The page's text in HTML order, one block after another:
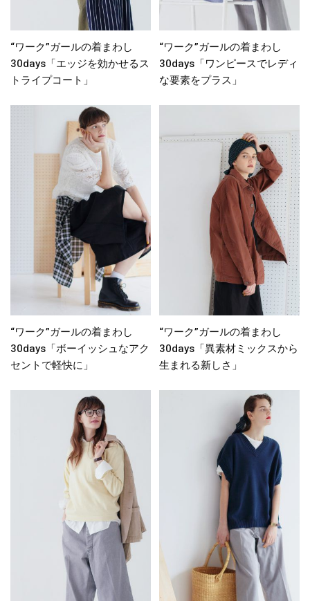
“ワーク”ガールの着まわし
30days「エッジを効かせるス
トライプコート」
“ワーク”ガールの着まわし
30days「ワンピースでレディ
な要素をプラス」
“ワーク”ガールの着まわし
30days「ボーイッシュなアク
セントで軽快に」
“ワーク”ガールの着まわし
30days「異素材ミックスから
生まれる新しさ」